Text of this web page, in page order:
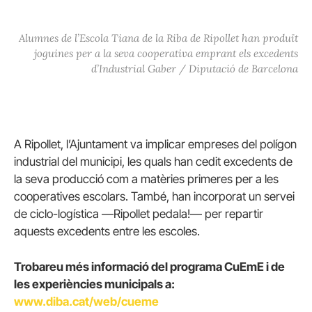
Alumnes de l’Escola Tiana de la Riba de Ripollet han produït
joguines per a la seva cooperativa emprant els excedents
d’Industrial Gaber / Diputació de Barcelona
A Ripollet, l’Ajuntament va implicar empreses del polígon
industrial del municipi, les quals han cedit excedents de
la seva producció com a matèries primeres per a les
cooperatives escolars. També, han incorporat un servei
de ciclo-logística —Ripollet pedala!— per repartir
aquests excedents entre les escoles.
Trobareu més informació del programa CuEmE i de
les experiències municipals a:
www.diba.cat/web/cueme